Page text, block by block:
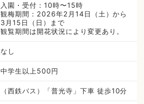
入園・受付：10時〜15時
観梅期間：2026年2月14日（土）から
3月15日（日）まで
観覧期間は開花状況により変更あり。
なし
中学生以上500円
（西鉄バス）「普光寺」下車 徒歩10分